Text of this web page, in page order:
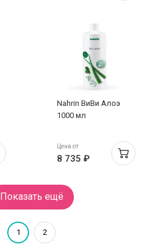
Nahrin ВиВи Алоэ
1000 мл
Цена от
8 735 ₽
Показать ещё
1 2